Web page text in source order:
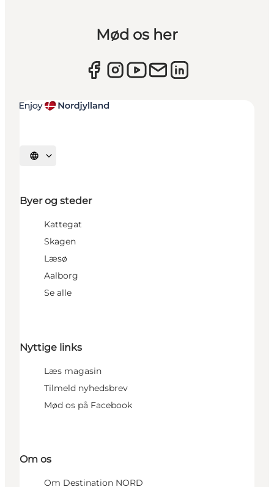
Mød os her
Vælg sprog
Byer og steder
Kattegat
Skagen
Læsø
Aalborg
Se alle
Nyttige links
Læs magasin
Tilmeld nyhedsbrev
Mød os på Facebook
Om os
Om Destination NORD